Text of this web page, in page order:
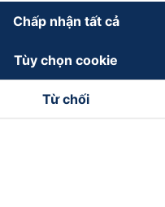
Chấp nhận tất cả
Tùy chọn cookie
Từ chối